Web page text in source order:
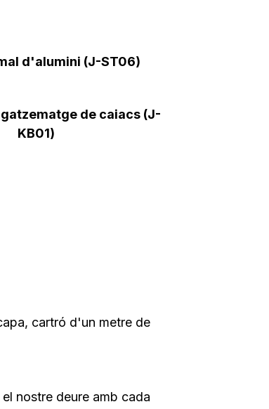
d'alumini (J-ST06)
de caiacs (J-
KB01)
cartró d'un metre de
nostre deure amb cada